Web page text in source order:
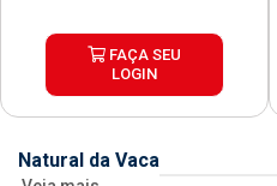
FAÇA SEU
LOGIN
Natural da Vaca